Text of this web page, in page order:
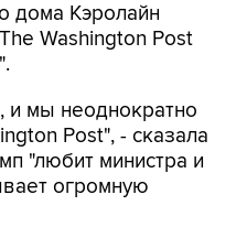
дома Кэролайн
Washington Post
и мы неоднократно
Post", - сказала
"любит министра и
огромную